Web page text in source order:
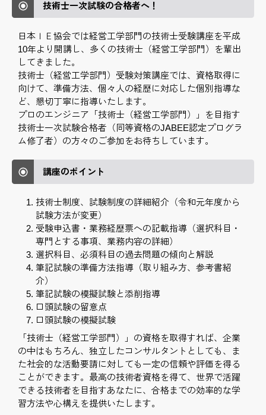
技術士一次試験の合格者へ！
日本ＩＥ協会では経営工学部門の技術士受験講座を平成
10年より開講し、多くの技術士（経営工学部門）を輩出
してきました。
技術士（経営工学部門）受験対策講座では、資格取得に
向けて、準備方法、個々人の経歴に対応した個別指導な
ど、懇切丁寧に指導いたします。
プロのエンジニア「技術士（経営工学部門）」を目指す
技術士一次試験合格者（同等資格のJABEE認定プログラ
ム修了者）の方々のご参加をお待ちしています。
講座のポイント
技術士制度、試験制度の詳細紹介（令和元年度から
試験方法が変更）
受験申込書・業務経歴票への記載指導（選択科目・
専門とする事項、業務内容の詳細）
選択科目、必須科目の過去問題の傾向と解説
筆記試験の準備方法指導（取り組み方、参考書紹
介）
筆記試験の模擬試験と添削指導
口頭試験の留意点
口頭試験の模擬試験
「技術士（経営工学部門）」の資格を取得すれば、企業
の中はもちろん、独立したコンサルタントとしても、ま
た社会的な活動要請に対しても一定の信頼や評価を得る
ことができます。最高の技術者資格を得て、世界で活躍
できる技術者を目指すあなたに、合格までの効率的な学
習方法や心構えを提供いたします。